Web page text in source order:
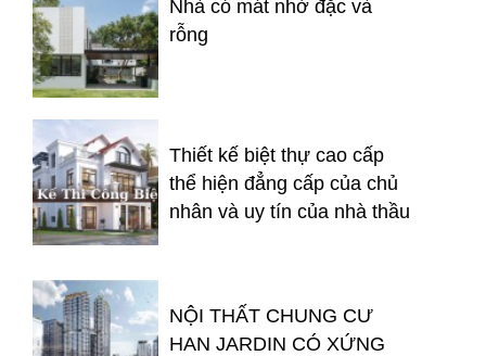
Nhà có mát nhờ đặc và
rỗng
Thiết kế biệt thự cao cấp
thể hiện đẳng cấp của chủ
nhân và uy tín của nhà thầu
NỘI THẤT CHUNG CƯ
HAN JARDIN CÓ XỨNG